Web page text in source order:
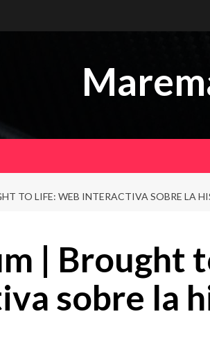
TO LIFE: WEB INTERACTIVA SOBRE LA
| Brought
sobre la